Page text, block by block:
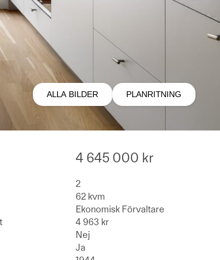
ALLA BILDER PLANRITNING
4 645 000 kr
2
62 kvm
Ekonomisk Förvaltare
4 963 kr
Nej
Ja